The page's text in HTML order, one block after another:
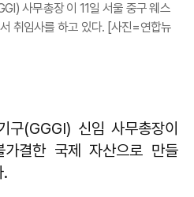
사무총장 이 11일 서울 중구 웨스
취임사를 하고 있다. [사진=연합뉴
구(GGGI) 신임 사무총장이
결한 국제 자산으로 만들
.